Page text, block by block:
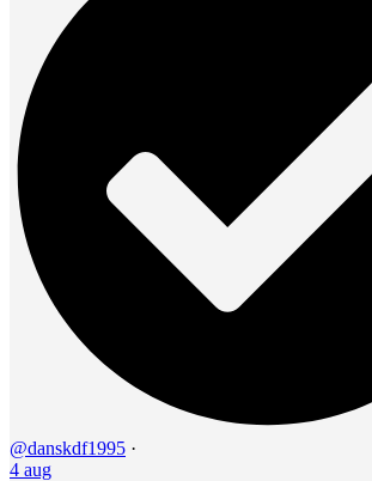
@danskdf1995 ·
4 aug